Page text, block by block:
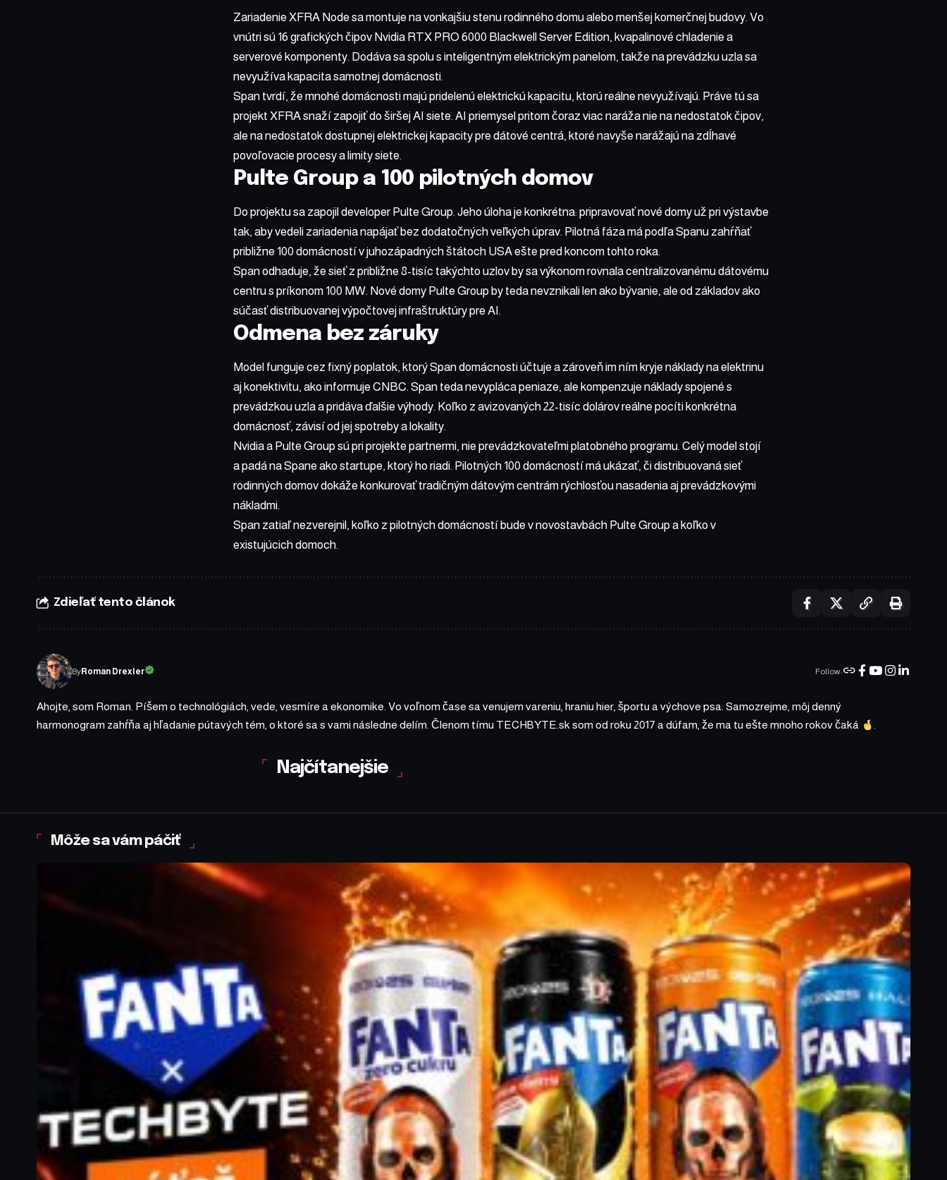
Zariadenie XFRA Node sa montuje na vonkajšiu stenu rodinného domu alebo menšej komerčnej budovy. Vo
vnútri sú 16 grafických čipov Nvidia RTX PRO 6000 Blackwell Server Edition, kvapalinové chladenie a
serverové komponenty. Dodáva sa spolu s inteligentným elektrickým panelom, takže na prevádzku uzla sa
nevyužíva kapacita samotnej domácnosti.
Span tvrdí, že mnohé domácnosti majú pridelenú elektrickú kapacitu, ktorú reálne nevyužívajú. Práve tú sa
projekt XFRA snaží zapojiť do širšej AI siete. AI priemysel pritom čoraz viac naráža nie na nedostatok čipov,
ale na nedostatok dostupnej elektrickej kapacity pre dátové centrá, ktoré navyše narážajú na zdĺhavé
povoľovacie procesy a limity siete.
Pulte Group a 100 pilotných domov
Do projektu sa zapojil developer Pulte Group. Jeho úloha je konkrétna: pripravovať nové domy už pri výstavbe
tak, aby vedeli zariadenia napájať bez dodatočných veľkých úprav. Pilotná fáza má podľa Spanu zahŕňať
približne 100 domácností v juhozápadných štátoch USA ešte pred koncom tohto roka.
Span odhaduje, že sieť z približne 8-tisíc takýchto uzlov by sa výkonom rovnala centralizovanému dátovému
centru s príkonom 100 MW. Nové domy Pulte Group by teda nevznikali len ako bývanie, ale od základov ako
súčasť distribuovanej výpočtovej infraštruktúry pre AI.
Odmena bez záruky
Model funguje cez fixný poplatok, ktorý Span domácnosti účtuje a zároveň im ním kryje náklady na elektrinu
aj konektivitu, ako informuje CNBC. Span teda nevypláca peniaze, ale kompenzuje náklady spojené s
prevádzkou uzla a pridáva ďalšie výhody. Koľko z avizovaných 22-tisíc dolárov reálne pocíti konkrétna
domácnosť, závisí od jej spotreby a lokality.
Nvidia a Pulte Group sú pri projekte partnermi, nie prevádzkovateľmi platobného programu. Celý model stojí
a padá na Spane ako startupe, ktorý ho riadi. Pilotných 100 domácností má ukázať, či distribuovaná sieť
rodinných domov dokáže konkurovať tradičným dátovým centrám rýchlosťou nasadenia aj prevádzkovými
nákladmi.
Span zatiaľ nezverejnil, koľko z pilotných domácností bude v novostavbách Pulte Group a koľko v
existujúcich domoch.
Zdieľať tento článok
ByRoman Drexler Follow:
Ahojte, som Roman. Píšem o technológiách, vede, vesmíre a ekonomike. Vo voľnom čase sa venujem vareniu, hraniu hier, športu a výchove psa. Samozrejme, môj denný
harmonogram zahŕňa aj hľadanie pútavých tém, o ktoré sa s vami následne delím. Členom tímu TECHBYTE.sk som od roku 2017 a dúfam, že ma tu ešte mnoho rokov čaká
.
Najčítanejšie
Môže sa vám páčiť